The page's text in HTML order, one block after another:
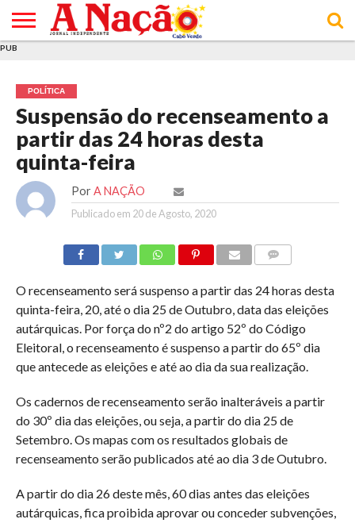
E DE
COOKIES
DE
UTILIZAÇÃO
PUB
POLÍTICA
Suspensão do recenseamento a
partir das 24 horas desta
quinta-feira
Por A NAÇÃO
Publicado em 20 de Agosto, 2020
O recenseamento será suspenso a partir das 24 horas desta
quinta-feira, 20, até o dia 25 de Outubro, data das eleições
autárquicas. Por força do nº2 do artigo 52º do Código
Eleitoral, o recenseamento é suspenso a partir do 65º dia
que antecede as eleições e até ao dia da sua realização.
Os cadernos de recenseamento serão inalteráveis a partir
do 30º dia das eleições, ou seja, a partir do dia 25 de
Setembro. Os mapas com os resultados globais de
recenseamento serão publicados até ao dia 3 de Outubro.
A partir do dia 26 deste mês, 60 dias antes das eleições
autárquicas, fica proibida aprovar ou conceder subvenções,